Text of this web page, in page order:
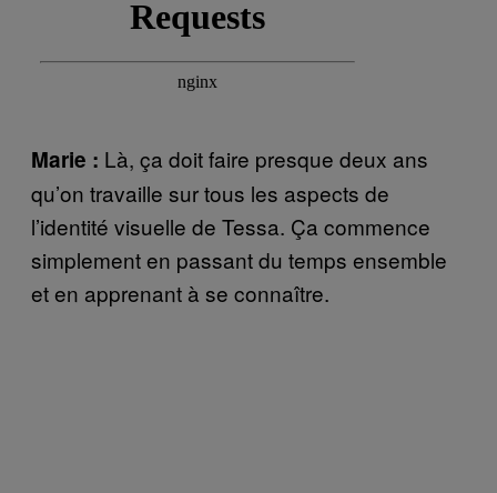
Marie : Là, ça doit faire presque deux ans
qu’on travaille sur tous les aspects de
l’identité visuelle de Tessa. Ça commence
simplement en passant du temps ensemble
et en apprenant à se connaître.